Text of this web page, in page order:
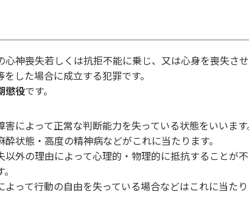
心神喪失若しくは抗拒不能に乗じ、又は心身を喪失さ
した場合に成立する犯罪です。
懲役です。
によって正常な判断能力を失っている状態をいいます
状態・高度の精神病などがこれに当たります。
以外の理由によって心理的・物理的に抵抗することが
って行動の自由を失っている場合などはこれに当たり